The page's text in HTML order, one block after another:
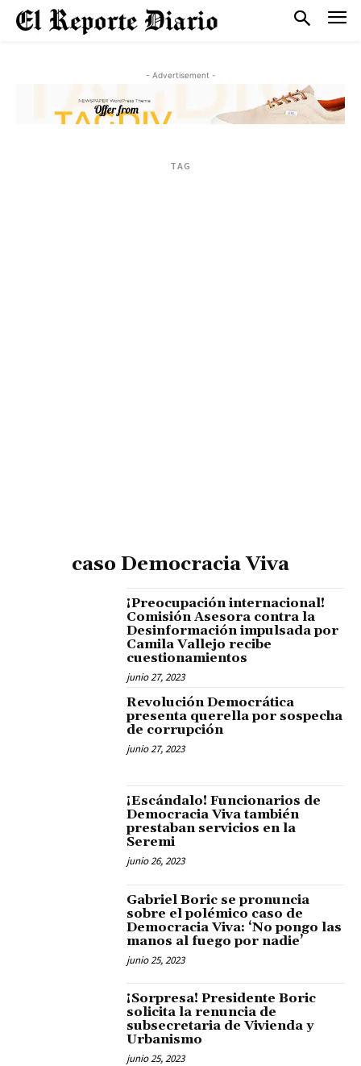
- Advertisement -
TAG
caso Democracia Viva
¡Preocupación internacional!
Comisión Asesora contra la
Desinformación impulsada por
Camila Vallejo recibe
cuestionamientos
junio 27, 2023
Revolución Democrática
presenta querella por sospecha
de corrupción
junio 27, 2023
¡Escándalo! Funcionarios de
Democracia Viva también
prestaban servicios en la
Seremi
junio 26, 2023
Gabriel Boric se pronuncia
sobre el polémico caso de
Democracia Viva: ‘No pongo las
manos al fuego por nadie’
junio 25, 2023
¡Sorpresa! Presidente Boric
solicita la renuncia de
subsecretaria de Vivienda y
Urbanismo
junio 25, 2023